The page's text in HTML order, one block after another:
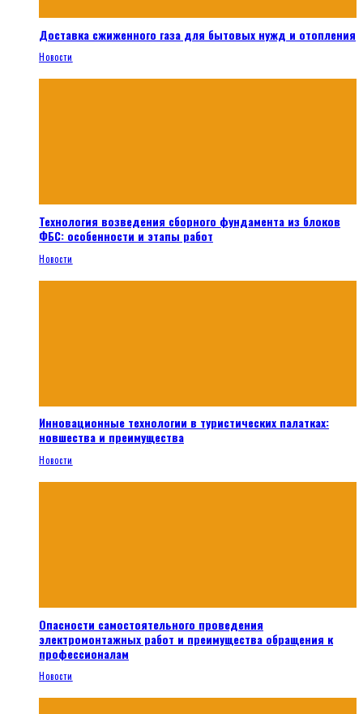
Доставка сжиженного газа для бытовых нужд и отопления
Новости
Технология возведения сборного фундамента из блоков
ФБС: особенности и этапы работ
Новости
Инновационные технологии в туристических палатках:
новшества и преимущества
Новости
Опасности самостоятельного проведения
электромонтажных работ и преимущества обращения к
профессионалам
Новости